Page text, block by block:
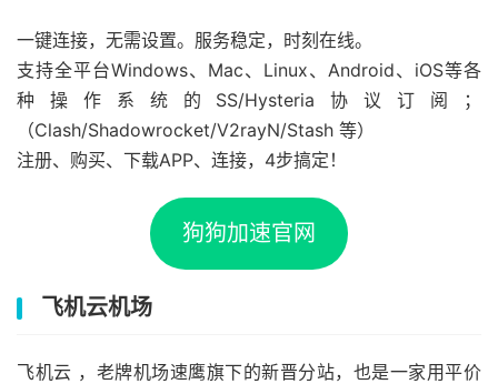
一键连接，无需设置。服务稳定，时刻在线。
支持全平台Windows、Mac、Linux、Android、iOS等各
种操作系统的SS/Hysteria协议订阅；
（Clash/Shadowrocket/V2rayN/Stash 等）
注册、购买、下载APP、连接，4步搞定！
狗狗加速官网
飞机云机场
飞机云 ，老牌机场速鹰旗下的新晋分站，也是一家用平价